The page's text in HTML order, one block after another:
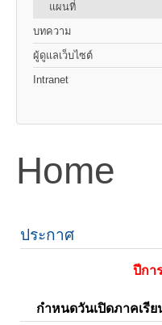
แผนที่
บทความ
ผู้ดูแลเว็บไซต์
Intranet
Home
ประกาศ
ปีกา
กำหนดวันเปิดภาคเรี